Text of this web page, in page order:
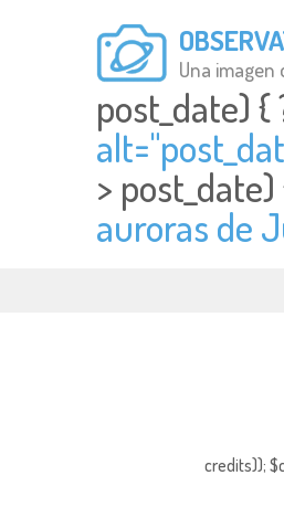
Una imagen
post_date) {
alt="
> post_date)
auroras de
credits));